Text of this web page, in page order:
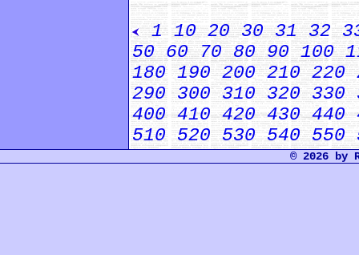
1 10 20 30 31 32
50 60 70 80 90 100
180 190 200 210 220
290 300 310 320 330
400 410 420 430 440
510 520 530 540 550
© 2026 by